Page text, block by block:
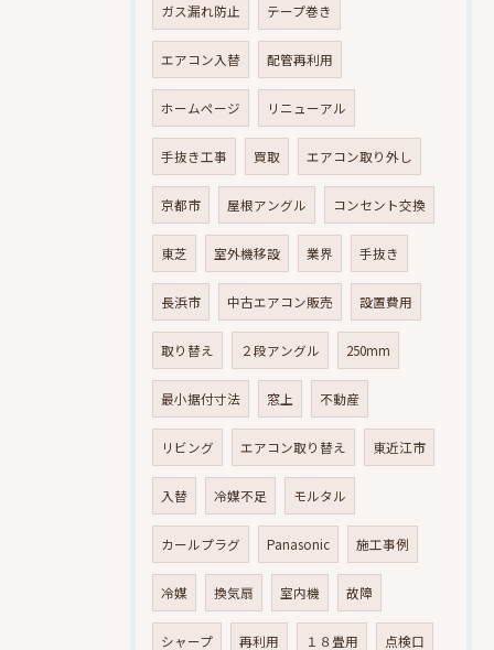
ガス漏れ防止 テープ巻き
エアコン入替 配管再利用
ホームページ リニューアル
手抜き工事 買取 エアコン取り外し
京都市 屋根アングル コンセント交換
東芝 室外機移設 業界 手抜き
長浜市 中古エアコン販売 設置費用
取り替え ２段アングル 250mm
最小据付寸法 窓上 不動産
リビング エアコン取り替え 東近江市
入替 冷媒不足 モルタル
カールプラグ Panasonic 施工事例
冷媒 換気扇 室内機 故障
シャープ 再利用 １８畳用 点検口